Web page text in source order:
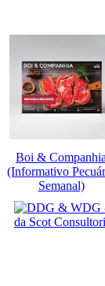
Boi &
(Informativo
Semanal)